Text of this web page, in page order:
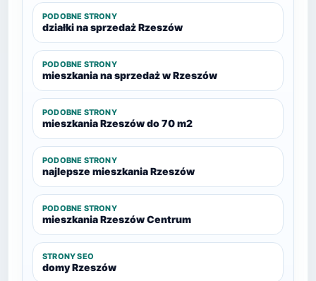
PODOBNE STRONY
działki na sprzedaż Rzeszów
PODOBNE STRONY
mieszkania na sprzedaż w Rzeszów
PODOBNE STRONY
mieszkania Rzeszów do 70 m2
PODOBNE STRONY
najlepsze mieszkania Rzeszów
PODOBNE STRONY
mieszkania Rzeszów Centrum
STRONY SEO
domy Rzeszów